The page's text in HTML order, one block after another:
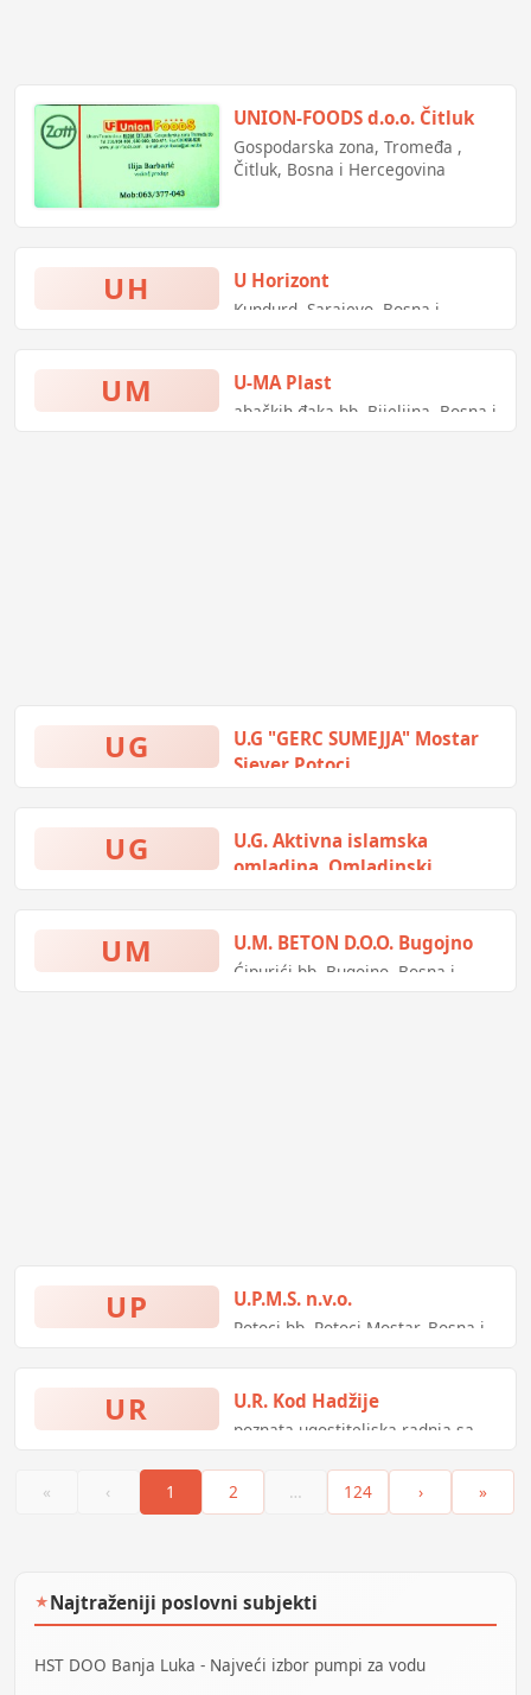
UNION-FOODS d.o.o. Čitluk
Gospodarska zona, Tromeđa ,
Čitluk, Bosna i Hercegovina
UH U Horizont
Kundurd, Sarajevo, Bosna i
UM U-MA Plast
abačkih đaka bb, Bijeljina, Bosna i
UG
U.G "GERC SUMEJJA" Mostar
Sjever Potoci
" CENTAR ŽRTAVA LOGORA
VOJNO"
Grad Mostar
Gradsko područje Mostar Sjever
UG
U.G. Aktivna islamska
omladina, Omladinski
Hercegovina
UM U.M. BETON D.O.O. Bugojno
Ćipurići bb, Bugojno, Bosna i
UP U.P.M.S. n.v.o.
Potoci bb, Potoci-Mostar, Bosna i
UR U.R. Kod Hadžije
poznata ugostiteljska radnja sa
visokim nivoom usluge.
« ‹ 1 2 … 124 › »
★Najtraženiji poslovni subjekti
HST DOO Banja Luka - Najveći izbor pumpi za vodu